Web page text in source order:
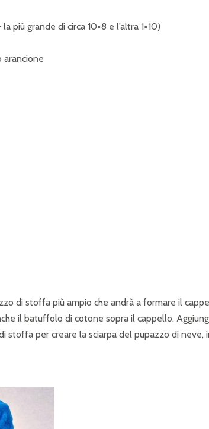
grande di circa 10×8 e l’altra 1×10)
arancione
di stoffa più ampio che andrà a formare il
il batuffolo di cotone sopra il cappello.
stoffa per creare la sciarpa del pupazzo di neve,